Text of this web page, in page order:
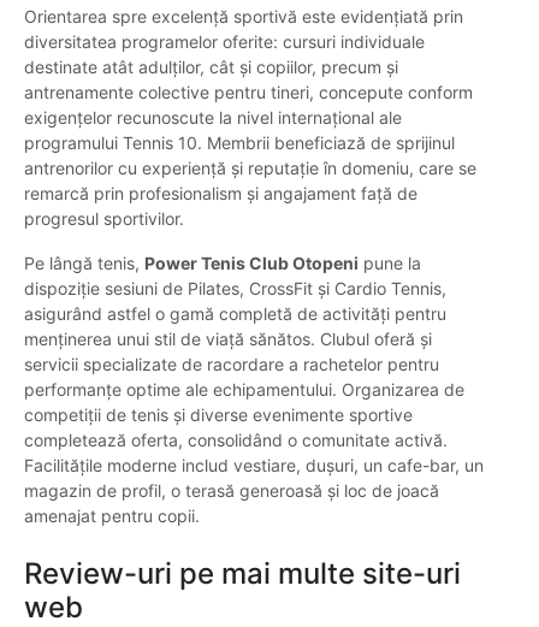
Orientarea spre excelență sportivă este evidențiată prin
diversitatea programelor oferite: cursuri individuale
destinate atât adulților, cât și copiilor, precum și
antrenamente colective pentru tineri, concepute conform
exigențelor recunoscute la nivel internațional ale
programului Tennis 10. Membrii beneficiază de sprijinul
antrenorilor cu experiență și reputație în domeniu, care se
remarcă prin profesionalism și angajament față de
progresul sportivilor.
Pe lângă tenis, Power Tenis Club Otopeni pune la
dispoziție sesiuni de Pilates, CrossFit și Cardio Tennis,
asigurând astfel o gamă completă de activități pentru
menținerea unui stil de viață sănătos. Clubul oferă și
servicii specializate de racordare a rachetelor pentru
performanțe optime ale echipamentului. Organizarea de
competiții de tenis și diverse evenimente sportive
completează oferta, consolidând o comunitate activă.
Facilitățile moderne includ vestiare, dușuri, un cafe-bar, un
magazin de profil, o terasă generoasă și loc de joacă
amenajat pentru copii.
Review-uri pe mai multe site-uri
web